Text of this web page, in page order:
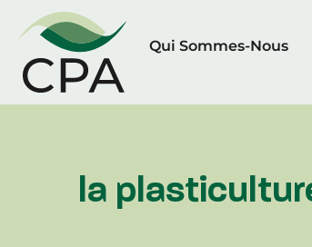
Qui Sommes-Nous
la